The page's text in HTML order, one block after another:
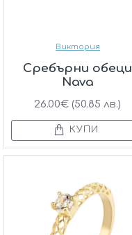
Виктория
Сребърни обеци
Nava
26.00€ (50.85 лв.)
КУПИ